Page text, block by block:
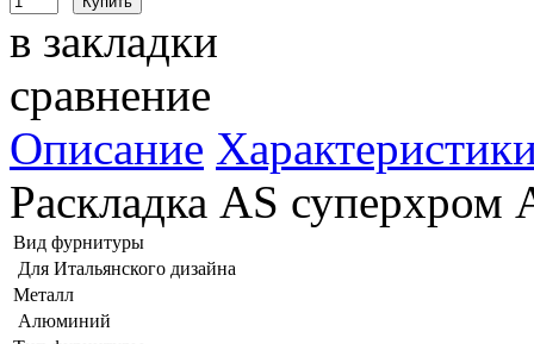
в закладки
сравнение
Описание
Раскладка AS суперхром
Вид фурнитуры
Для Итальянского дизайна
Металл
Алюминий